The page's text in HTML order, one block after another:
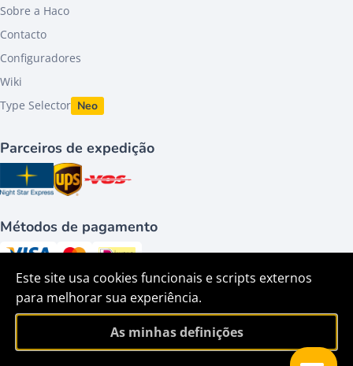
Este site usa cookies funcionais e scripts externos
para melhorar sua experiência.
As minhas definições
Sobre a Haco
Contacto
Configuradores
Wiki
Type Selector Neo
Parceiros de expedição
Métodos de pagamento
Siga-nos em